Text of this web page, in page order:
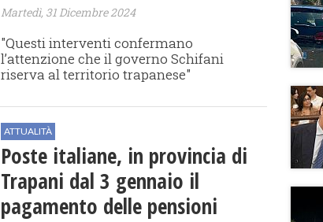
Martedì, 31 Dicembre 2024
"Questi interventi confermano
l’attenzione che il governo Schifani
riserva al territorio trapanese"
ATTUALITÀ
Poste italiane, in provincia di
Trapani dal 3 gennaio il
pagamento delle pensioni